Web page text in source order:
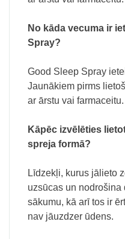
No kāda vecuma ir
Spray?
Good Sleep Spray
Jaunākiem pirms
ar ārstu vai farmaceitu.
Kāpēc izvēlēties
spreja formā?
Līdzekļi, kurus jālieto
uzsūcas un
sākumu, kā arī tos ir
nav jāuzdzer ūdens.